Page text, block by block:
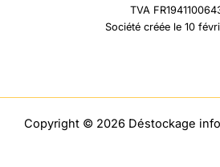
TVA
Société créée le 10
Copyright © 2026 Déstockage